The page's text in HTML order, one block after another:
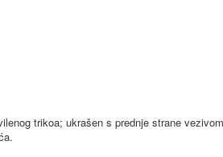
trikoa; ukrašen s prednje strane